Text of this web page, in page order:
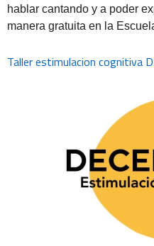
hablar cantando y a poder
manera gratuita en la
Taller estimulacion cognitiva